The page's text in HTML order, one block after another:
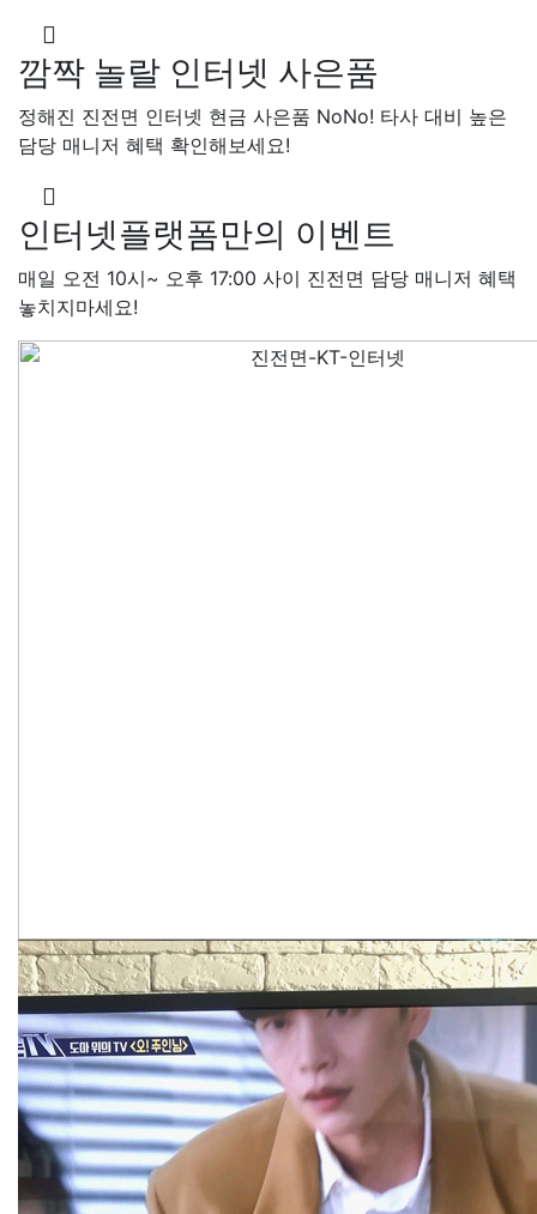
깜짝 놀랄 인터넷 사은품
정해진 진전면 인터넷 현금 사은품 NoNo! 타사 대비 높은
담당 매니저 혜택 확인해보세요!
인터넷플랫폼만의 이벤트
매일 오전 10시~ 오후 17:00 사이 진전면 담당 매니저 혜택
놓치지마세요!